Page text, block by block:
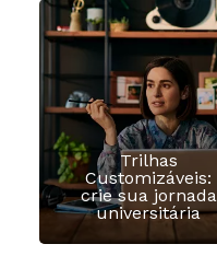
Trilhas
Customizáveis:
crie sua jornada
universitária